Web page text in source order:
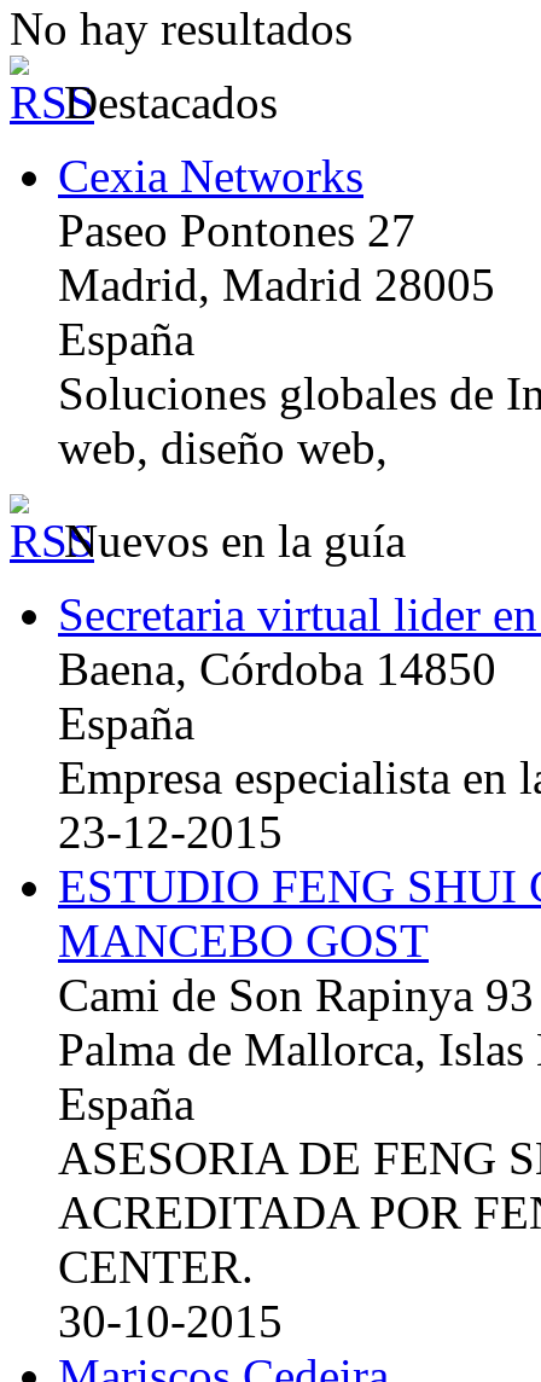
No hay resultados
Destacados
Cexia Networks
Paseo Pontones 27
Madrid, Madrid 28005
España
Soluciones globales de
web, diseño web,
Nuevos en la guía
Secretaria virtual lider
Baena, Córdoba 14850
España
Empresa especialista en
23-12-2015
ESTUDIO FENG
MANCEBO GOST
Cami de Son Rapinya 93
Palma de Mallorca, Islas
España
ASESORIA DE FENG
ACREDITADA POR
CENTER.
30-10-2015